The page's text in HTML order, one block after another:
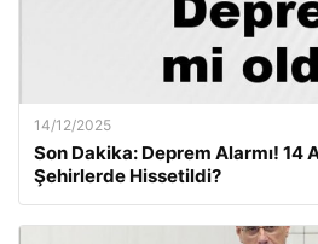
14/12/2025
Son Dakika: Deprem Alarmı! 14
Şehirlerde Hissetildi?